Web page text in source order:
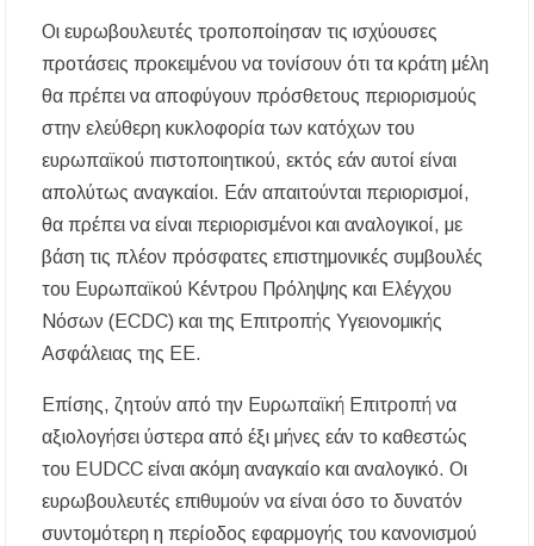
Οι ευρωβουλευτές τροποποίησαν τις ισχύουσες
προτάσεις προκειμένου να τονίσουν ότι τα κράτη μέλη
θα πρέπει να αποφύγουν πρόσθετους περιορισμούς
στην ελεύθερη κυκλοφορία των κατόχων του
ευρωπαϊκού πιστοποιητικού, εκτός εάν αυτοί είναι
απολύτως αναγκαίοι. Εάν απαιτούνται περιορισμοί,
θα πρέπει να είναι περιορισμένοι και αναλογικοί, με
βάση τις πλέον πρόσφατες επιστημονικές συμβουλές
του Ευρωπαϊκού Κέντρου Πρόληψης και Ελέγχου
Νόσων (ECDC) και της Επιτροπής Υγειονομικής
Ασφάλειας της ΕΕ.
Επίσης, ζητούν από την Ευρωπαϊκή Επιτροπή να
αξιολογήσει ύστερα από έξι μήνες εάν το καθεστώς
του EUDCC είναι ακόμη αναγκαίο και αναλογικό. Οι
ευρωβουλευτές επιθυμούν να είναι όσο το δυνατόν
συντομότερη η περίοδος εφαρμογής του κανονισμού